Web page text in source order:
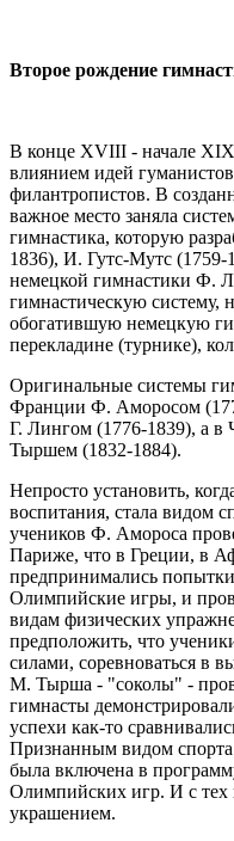
Второе рождение
В конце XVIII - начале
влиянием идей
филантропистов. В
важное место заняла
гимнастика, которую
1836), И. Гутс-Мутс (1759-
немецкой гимнастики Ф.
гимнастическую систему,
обогатившую немецкую
перекладине (турнике),
Оригинальные системы
Франции Ф. Аморосом
Г. Лингом (1776-1839), а в
Тыршем (1832-1884).
Непросто установить,
воспитания, стала видом
учеников Ф. Амороса
Париже, что в Греции, в
предпринимались
Олимпийские игры, и
видам физических
предположить, что
силами, соревноваться в
М. Тырша - "соколы" -
гимнасты
успехи как-то
Признанным видом спорта
была включена в
Олимпийских игр. И с тех
украшением.